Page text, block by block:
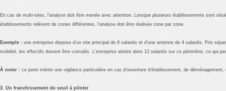
En cas de multi-sites, l’analyse doit être menée avec attention. Lorsque plusieurs établissements sont
établissements relèvent de zones différentes, l’analyse doit être réalisée zone par zone.
Exemple : une entreprise dispose d’un site principal de 8 salariés et d’une antenne de 4 salariés. Pris
mobilité, les effectifs doivent être cumulés. L’entreprise atteint alors 12 salariés sur ce périmètre, ce qui
À noter : ce point mérite une vigilance particulière en cas d’ouverture d’établissement, de
3. Un franchissement de seuil à piloter